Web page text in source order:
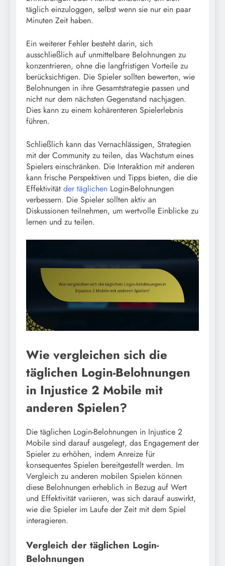
täglich einzuloggen, selbst wenn sie nur ein paar
Minuten Zeit haben.
Ein weiterer Fehler besteht darin, sich
ausschließlich auf unmittelbare Belohnungen zu
konzentrieren, ohne die langfristigen Vorteile zu
berücksichtigen. Die Spieler sollten bewerten, wie
Belohnungen in ihre Gesamtstrategie passen und
nicht nur dem nächsten Gegenstand nachjagen.
Dies kann zu einem kohärenteren Spielerlebnis
führen.
Schließlich kann das Vernachlässigen, Strategien
mit der Community zu teilen, das Wachstum eines
Spielers einschränken. Die Interaktion mit anderen
kann frische Perspektiven und Tipps bieten, die die
Effektivität der täglichen Login-Belohnungen
verbessern. Die Spieler sollten aktiv an
Diskussionen teilnehmen, um wertvolle Einblicke zu
lernen und zu teilen.
Wie vergleichen sich die
täglichen Login-Belohnungen
in Injustice 2 Mobile mit
anderen Spielen?
Die täglichen Login-Belohnungen in Injustice 2
Mobile sind darauf ausgelegt, das Engagement der
Spieler zu erhöhen, indem Anreize für
konsequentes Spielen bereitgestellt werden. Im
Vergleich zu anderen mobilen Spielen können
diese Belohnungen erheblich in Bezug auf Wert
und Effektivität variieren, was sich darauf auswirkt,
wie die Spieler im Laufe der Zeit mit dem Spiel
interagieren.
Vergleich der täglichen Login-
Belohnungen